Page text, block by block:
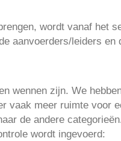
wordt vanaf het
aanvoerders/leiders
wennen zijn. We
vaak meer ruimte voor
de andere
wordt ingevoerd: